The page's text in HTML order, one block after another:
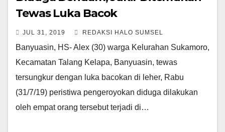
Tewas Luka Bacok
JUL 31, 2019 REDAKSI HALO SUMSEL
Banyuasin, HS- Alex (30) warga Kelurahan Sukamoro,
Kecamatan Talang Kelapa, Banyuasin, tewas
tersungkur dengan luka bacokan di leher, Rabu
(31/7/19) peristiwa pengeroyokan diduga dilakukan
oleh empat orang tersebut terjadi di…